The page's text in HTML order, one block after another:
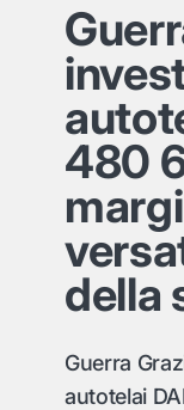
480
della
Guerra
autotelai